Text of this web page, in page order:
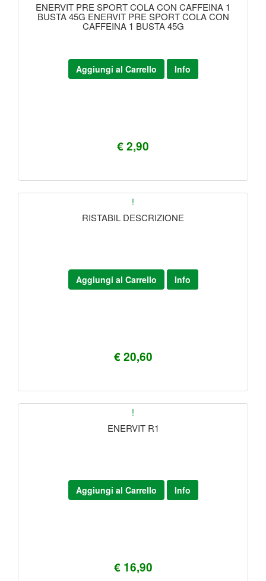
ENERVIT PRE SPORT COLA CON CAFFEINA 1
BUSTA 45G ENERVIT PRE SPORT COLA CON
CAFFEINA 1 BUSTA 45G
€ 2,90
Aggiungi al Carrello Info
!
RISTABIL DESCRIZIONE
€ 20,60
Aggiungi al Carrello Info
!
ENERVIT R1
€ 16,90
Aggiungi al Carrello Info